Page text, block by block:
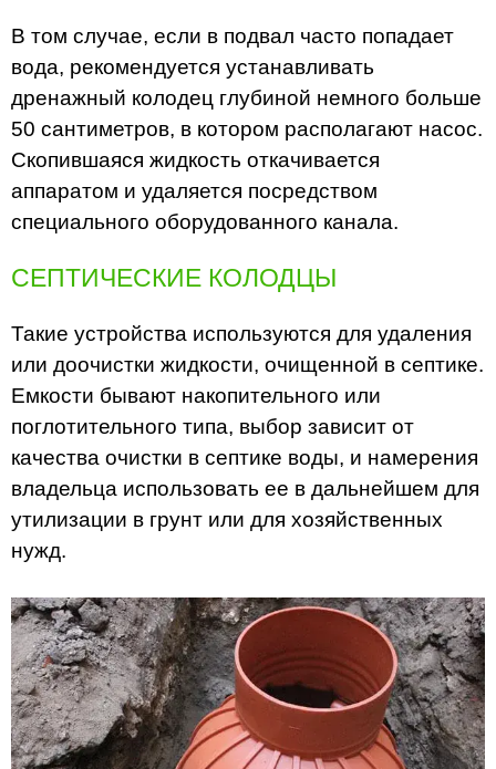
В том случае, если в подвал часто попадает
вода, рекомендуется устанавливать
дренажный колодец глубиной немного больше
50 сантиметров, в котором располагают насос.
Скопившаяся жидкость откачивается
аппаратом и удаляется посредством
специального оборудованного канала.
СЕПТИЧЕСКИЕ КОЛОДЦЫ
Такие устройства используются для удаления
или доочистки жидкости, очищенной в септике.
Емкости бывают накопительного или
поглотительного типа, выбор зависит от
качества очистки в септике воды, и намерения
владельца использовать ее в дальнейшем для
утилизации в грунт или для хозяйственных
нужд.